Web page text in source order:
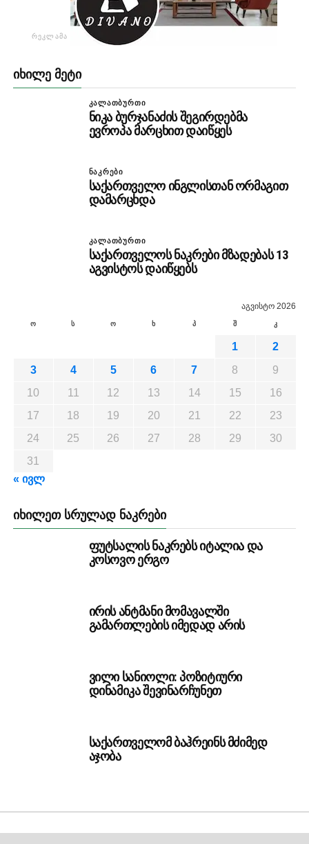
ᲠᲔᲙᲚᲐᲛᲐ
ᲘᲮᲘᲚᲔ ᲛᲔᲢᲘ
ᲙᲐᲚᲐᲗᲑᲣᲠᲗᲘ
ნიკა ბურჯანაძის შეგირდებმა
ევროპა მარცხით დაიწყეს
ᲜᲐᲙᲠᲔᲑᲘ
საქართველო ინგლისთან ორმაგით
დამარცხდა
ᲙᲐᲚᲐᲗᲑᲣᲠᲗᲘ
საქართველოს ნაკრები მზადებას 13
აგვისტოს დაიწყებს
აგვისტო 2026
ო ს ო ხ პ შ კ
1
2
3
4 5 6 7 8
9
10
11 12 13 14 15
16
17
18 19 20 21 22
23
24
25 26 27 28 29
30
31
« ივლ
ᲘᲮᲘᲚᲔᲗ ᲡᲠᲣᲚᲐᲓ ᲜᲐᲙᲠᲔᲑᲘ
ფუტსალის ნაკრებს იტალია და
კოსოვო ერგო
ირის ანტმანი მომავალში
გამართლების იმედად არის
ვილი სანიოლი: პოზიტიური
დინამიკა შევინარჩუნეთ
საქართველომ ბაჰრეინს მძიმედ
აჯობა